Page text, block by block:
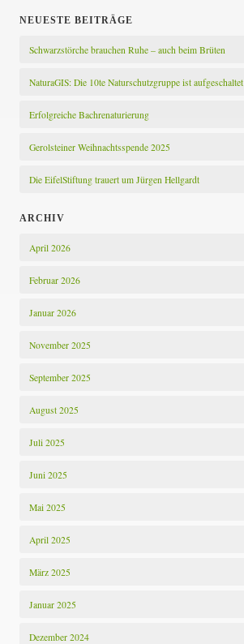
NEUESTE BEITRÄGE
Schwarzstörche brauchen Ruhe – auch beim Brüten
NaturaGIS: Die 10te Naturschutzgruppe ist aufgeschaltet
Erfolgreiche Bachrenaturierung
Gerolsteiner Weihnachtsspende 2025
Die EifelStiftung trauert um Jürgen Hellgardt
ARCHIV
April 2026
Februar 2026
Januar 2026
November 2025
September 2025
August 2025
Juli 2025
Juni 2025
Mai 2025
April 2025
März 2025
Januar 2025
Dezember 2024